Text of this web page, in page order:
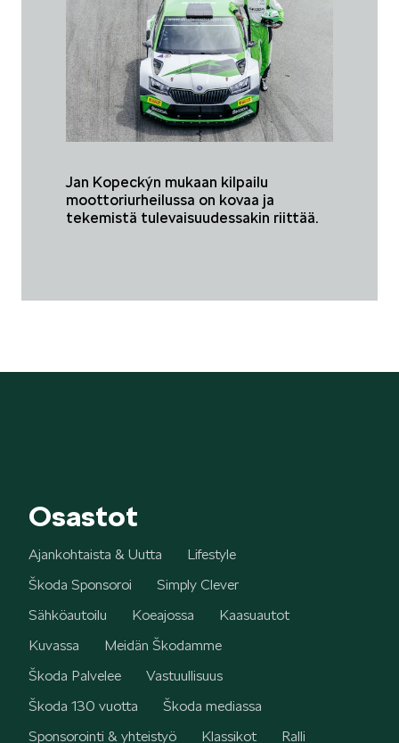
Jan Kopeckýn mukaan kilpailu
moottoriurheilussa on kovaa ja
tekemistä tulevaisuudessakin riittää.
Osastot
Ajankohtaista & Uutta
Lifestyle
Škoda Sponsoroi
Simply Clever
Sähköautoilu
Koeajossa
Kaasuautot
Kuvassa
Meidän Škodamme
Škoda Palvelee
Vastuullisuus
Škoda 130 vuotta
Škoda mediassa
Sponsorointi & yhteistyö
Klassikot Ralli